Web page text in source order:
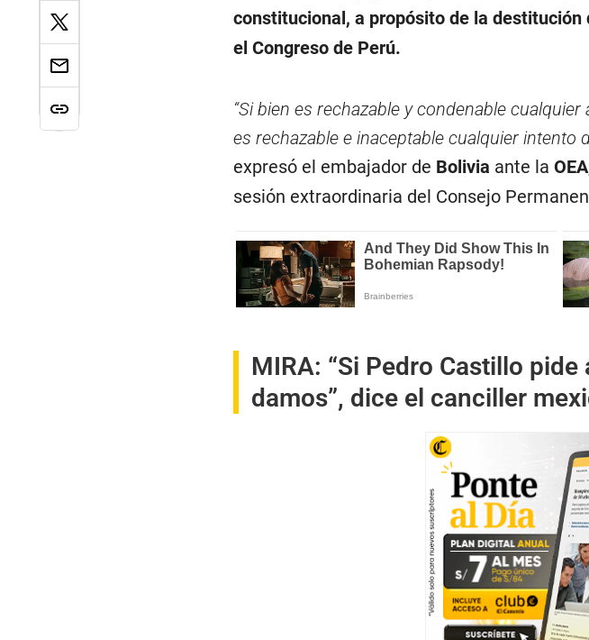
constitucional, a propósito de la destitución
el Congreso de Perú.
“Si bien es rechazable y condenable
es rechazable e inaceptable cualquier intento
expresó el embajador de Bolivia ante la OEA
sesión extraordinaria del Consejo
MIRA: “Si Pedro Castillo
damos”, dice el canciller